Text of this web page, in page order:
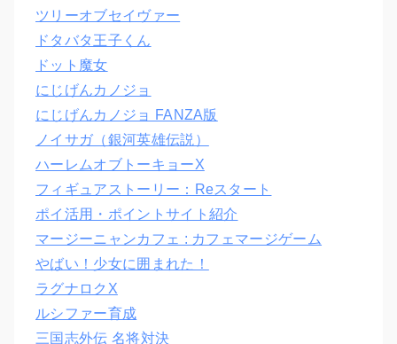
ツリーオブセイヴァー
ドタバタ王子くん
ドット魔女
にじげんカノジョ
にじげんカノジョ FANZA版
ノイサガ（銀河英雄伝説）
ハーレムオブトーキョーX
フィギュアストーリー：Reスタート
ポイ活用・ポイントサイト紹介
マージーニャンカフェ : カフェマージゲーム
やばい！少女に囲まれた！
ラグナロクX
ルシファー育成
三国志外伝 名将対決